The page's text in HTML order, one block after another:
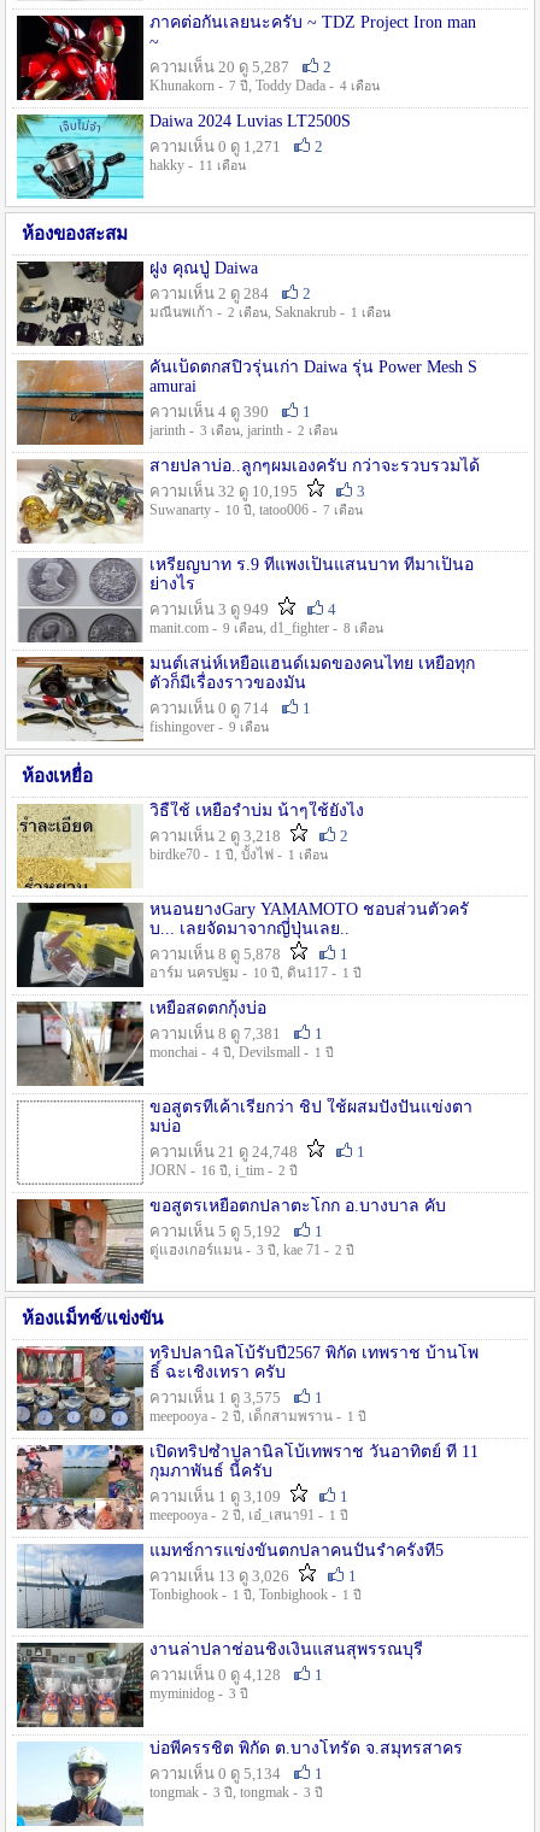
ภาคต่อกันเลยนะครับ ~ TDZ Project Iron man
~
ความเห็น 20 ดู 5,287
2
Khunakorn - 7 ปี , Toddy Dada - 4 เดือน
Daiwa 2024 Luvias LT2500S
ความเห็น 0 ดู 1,271
2
hakky - 11 เดือน
ห้องของสะสม
ฝูง คุณปู่ Daiwa
ความเห็น 2 ดู 284
2
มณีนพเก้า - 2 เดือน, Saknakrub - 1 เดือน
คันเบ็ดตกสปิ๋วรุ่นเก่า Daiwa รุ่น Power Mesh S
amurai
ความเห็น 4 ดู 390
1
jarinth - 3 เดือน, jarinth - 2 เดือน
สายปลาบ่อ..ลูกๆผมเองครับ กว่าจะรวบรวมได้
ความเห็น 32 ดู 10,195
3
Suwanarty - 10 ปี , tatoo006 - 7 เดือน
เหรียญบาท ร.9 ที่แพงเป็นแสนบาท ที่มาเป็นอ
ย่างไร
ความเห็น 3 ดู 949
4
manit.com - 9 เดือน, d1_fighter - 8 เดือน
มนต์เสน่ห์เหยื่อแฮนด์เมดของคนไทย เหยื่อทุก
ตัวก็มีเรื่องราวของมัน
ความเห็น 0 ดู 714
1
fishingover - 9 เดือน
ห้องเหยื่อ
วิธืใช้ เหยื่อรำบ่ม น้าๆใช้ยังไง
ความเห็น 2 ดู 3,218
2
birdke70 - 1 ปี , บั้งไฟ - 1 เดือน
หนอนยางGary YAMAMOTO ชอบส่วนตัวครั
บ... เลยจัดมาจากญี่ปุ่นเลย..
ความเห็น 8 ดู 5,878
1
อาร์ม นครปฐม - 10 ปี , ดิน117 - 1 ปี
เหยื่อสดตกกุ้งบ่อ
ความเห็น 8 ดู 7,381
1
monchai - 4 ปี , Devilsmall - 1 ปี
ขอสูตรที่เค้าเรียกว่า ชิป ใช้ผสมปังปั่นแข่งตา
มบ่อ
ความเห็น 21 ดู 24,748
1
JORN - 16 ปี , i_tim - 2 ปี
ขอสูตรเหยื่อตกปลาตะโกก อ.บางบาล คับ
ความเห็น 5 ดู 5,192
1
ตู่แฮงเกอร์แมน - 3 ปี , kae 71 - 2 ปี
ห้องแม็ทช์/แข่งขัน
ทริปปลานิลโบ้รับปี2567 พิกัด เทพราช บ้านโพ
ธิ์ ฉะเชิงเทรา ครับ
ความเห็น 1 ดู 3,575
1
meepooya - 2 ปี , เด็กสามพราน - 1 ปี
เปิดทริปซ้ำปลานิลโบ้เทพราช วันอาทิตย์ ที่ 11
กุมภาพันธ์ นี้ครับ
ความเห็น 1 ดู 3,109
1
meepooya - 2 ปี , เอ๋_เสนา91 - 1 ปี
แมทช์การแข่งขั้นตกปลาคนปั้นรำครั้งที่5
ความเห็น 13 ดู 3,026
1
Tonbighook - 1 ปี , Tonbighook - 1 ปี
งานล่าปลาช่อนชิงเงินแสนสุพรรณบุรี
ความเห็น 0 ดู 4,128
1
myminidog - 3 ปี
บ่อพี่ครรชิต พิกัด ต.บางโทรัด จ.สมุทรสาคร
ความเห็น 0 ดู 5,134
1
tongmak - 3 ปี , tongmak - 3 ปี